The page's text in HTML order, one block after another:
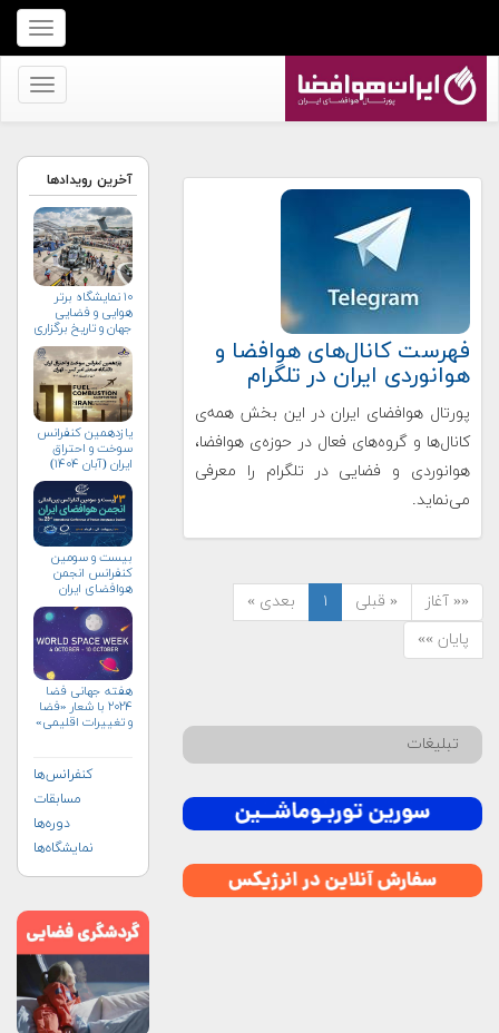
برای
نمایش
منو
برای
کنید
فهرست کانال‌های هوافضا و
هوانوردی ایران در تلگرام
پورتال هوافضای ایران در این بخش همه‌ی
کانال‌ها و گروه‌های فعال در حوزه‌ی هوافضا،
هوانوردی و فضایی در تلگرام را معرفی
می‌نماید.
«« آغاز « قبلی ۱
بعدی »
پایان »»
تبلیغات
آخرین رویدادها
۱۰ نمایشگاه برتر
هوایی و فضایی
جهان و تاریخ برگزاری
آن‌ها
یازدهمین کنفرانس
سوخت و احتراق
ایران (آبان‌ ۱۴۰۴)
بیست و سومین
کنفرانس انجمن
هوافضای ايران
هفته جهانی فضا
۲۰۲۴ با شعار «فضا
و تغییرات اقلیمی»
کنفرانس‌ها
مسابقات
دوره‌ها
نمایشگاه‌ها